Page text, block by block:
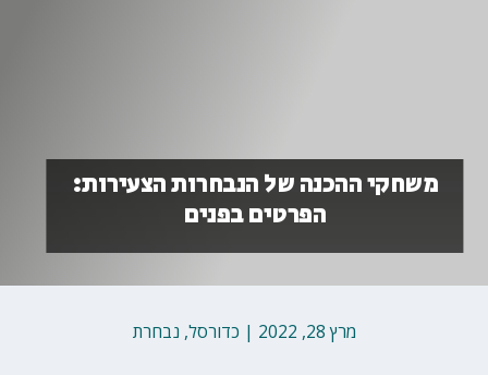
משחקי ההכנה של הנבחרות הצעירות:
הפרטים בפנים
מרץ 28, 2022 | כדורסל, נבחרת